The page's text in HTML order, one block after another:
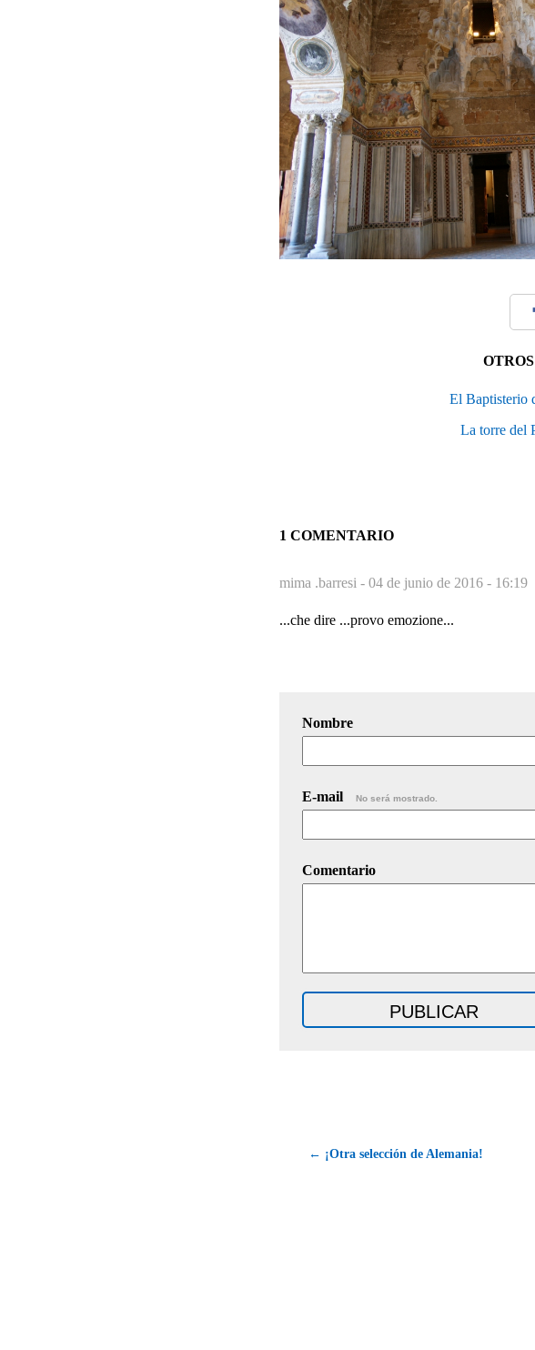
El Baptisterio
La torre del
1 COMENTARIO
mima .barresi - 04 de junio de 2016 - 16:19
...che dire ...provo emozione...
Nombre
E-mail No será mostrado.
Comentario
← ¡Otra selección de Alemania!